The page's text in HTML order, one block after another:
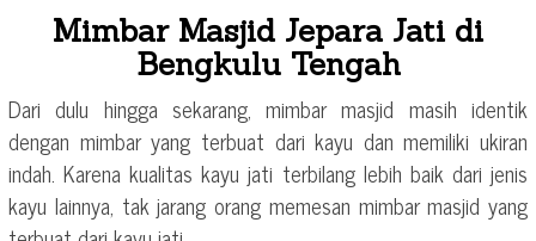
Mimbar Masjid Jepara Jati di
Bengkulu Tengah
Dari dulu hingga sekarang, mimbar masjid masih identik
dengan mimbar yang terbuat dari kayu dan memiliki ukiran
indah. Karena kualitas kayu jati terbilang lebih baik dari jenis
kayu lainnya, tak jarang orang memesan mimbar masjid yang